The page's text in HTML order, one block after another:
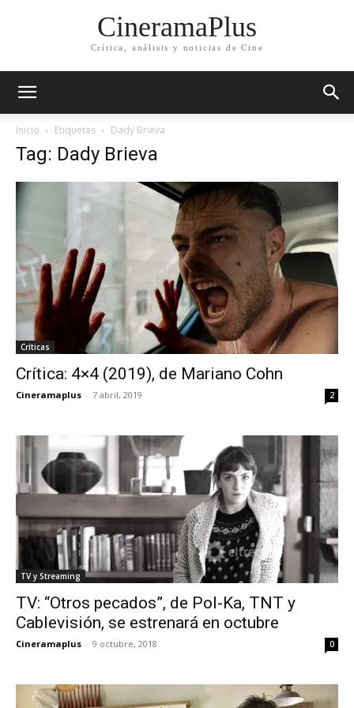
CineramaPlus
Crítica, análisis y noticias de Cine
Inicio Etiquetas Dady Brieva
Tag: Dady Brieva
Críticas
Crítica: 4×4 (2019), de Mariano Cohn
Cineramaplus - 7 abril, 2019 2
TV y Streaming
TV: “Otros pecados”, de Pol-Ka, TNT y
Cablevisión, se estrenará en octubre
Cineramaplus - 9 octubre, 2018 0